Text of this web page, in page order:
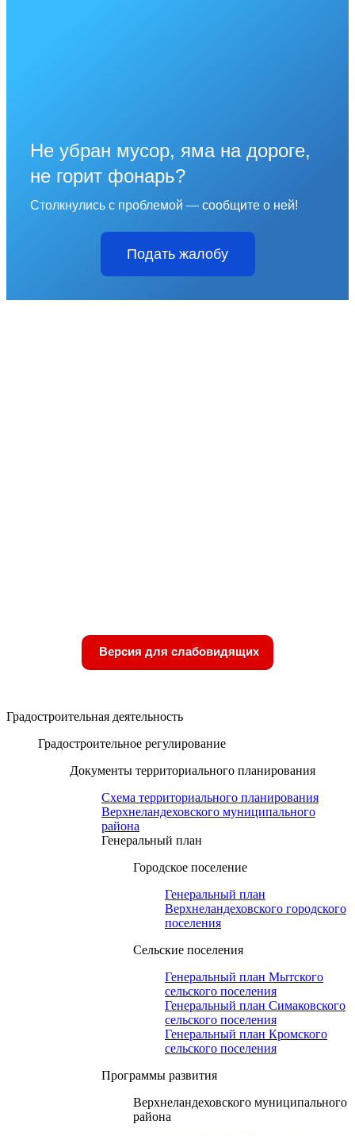
Не убран мусор, яма на дороге,
не горит фонарь?
Столкнулись с проблемой — сообщите о ней!
Подать жалобу
Версия для слабовидящих
Градостроительная деятельность
Градостроительное регулирование
Документы территориального планирования
Схема территориального планирования
Верхнеландеховского муниципального
района
Генеральный план
Городское поселение
Генеральный план
Верхнеландеховского городского
поселения
Сельские поселения
Генеральный план Мытского
сельского поселения
Генеральный план Симаковского
сельского поселения
Генеральный план Кромского
сельского поселения
Программы развития
Верхнеландеховского муниципального
района